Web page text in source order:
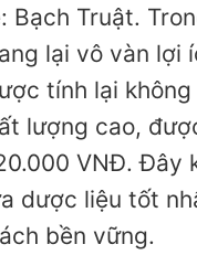
Bạch Truật.
lại vô vàn lợi
tính lại
lượng cao,
VNĐ. Đây
dược liệu tốt
bền vững.